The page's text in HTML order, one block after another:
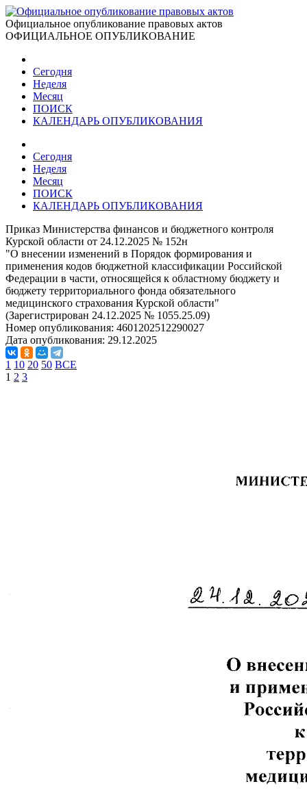
Официальное опубликование правовых актов
ОФИЦИАЛЬНОЕ ОПУБЛИКОВАНИЕ
Сегодня
Неделя
Месяц
ПОИСК
КАЛЕНДАРЬ ОПУБЛИКОВАНИЯ
Сегодня
Неделя
Месяц
ПОИСК
КАЛЕНДАРЬ ОПУБЛИКОВАНИЯ
Приказ Министерства финансов и бюджетного контроля
Курской области от 24.12.2025 № 152н
"О внесении изменений в Порядок формирования и
применения кодов бюджетной классификации Российской
Федерации в части, относящейся к областному бюджету и
бюджету территориального фонда обязательного
медицинского страхования Курской области"
(Зарегистрирован 24.12.2025 № 1055.25.09)
Номер опубликования: 4601202512290027
Дата опубликования: 29.12.2025
1 10 20 50 ВСЕ
1 2 3